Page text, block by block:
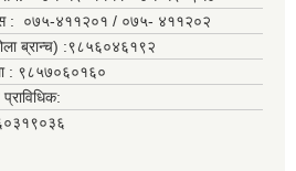
: ०७५-४११२०१ / ०७५- ४११२०२
ब्रान्च) :९८५६०४६१९२
: ९८५७०६०१६०